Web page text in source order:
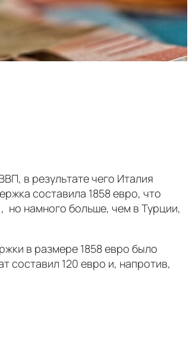
в результате чего Италия
составила 1858 евро, что
но намного больше, чем в Турции,
в размере 1858 евро было
составил 120 евро и, напротив,